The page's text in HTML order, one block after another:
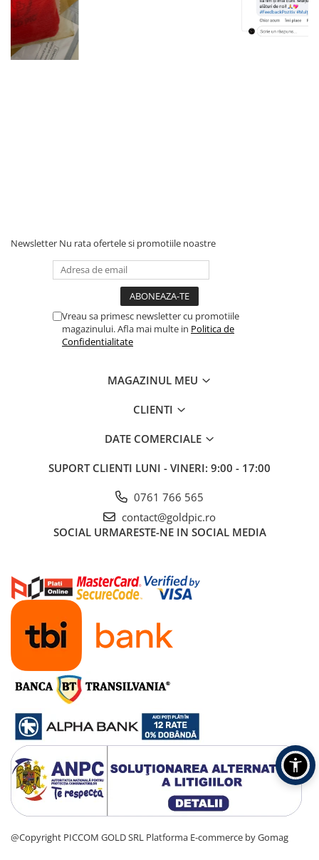
Newsletter Nu rata ofertele si promotiile noastre
Vreau sa primesc newsletter cu promotiile
magazinului. Afla mai multe in Politica de
Confidentialitate
MAGAZINUL MEU
CLIENTI
DATE COMERCIALE
SUPORT CLIENTI LUNI - VINERI: 9:00 - 17:00
0761 766 565
contact@goldpic.ro
SOCIAL URMARESTE-NE IN SOCIAL MEDIA
@Copyright PICCOM GOLD SRL Platforma E-commerce by Gomag